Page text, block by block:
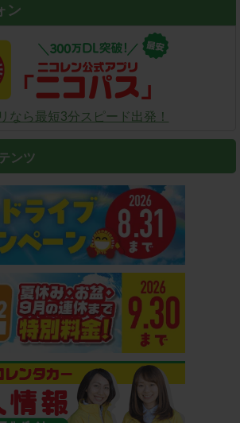
ン
なら最短3分スピード出発！
ンツ